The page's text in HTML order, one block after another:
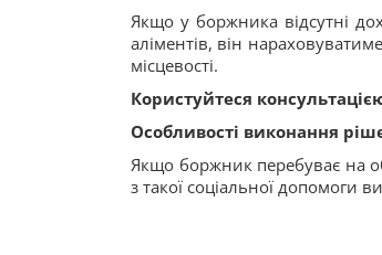
Якщо у боржника відсутні
аліментів, він
місцевості.
Користуйтеся
Особливості виконання
Якщо боржник перебуває на
з такої соціальної допомоги